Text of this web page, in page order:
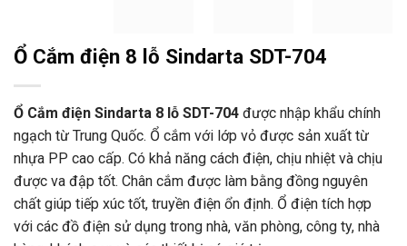
Ổ Cắm điện 8 lỗ Sindarta SDT-704
Ổ Cắm điện Sindarta 8 lỗ SDT-704 được nhập khẩu chính
ngạch từ Trung Quốc. Ổ cắm với lớp vỏ được sản xuất từ
nhựa PP cao cấp. Có khả năng cách điện, chịu nhiệt và chịu
được va đập tốt. Chân cắm được làm bằng đồng nguyên
chất giúp tiếp xúc tốt, truyền điện ổn định. Ổ điện tích hợp
với các đồ điện sử dụng trong nhà, văn phòng, công ty, nhà